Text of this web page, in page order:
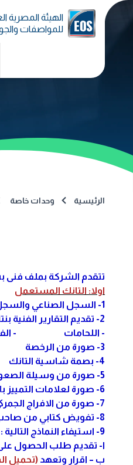
الهيئة المصرية
للمواصفات
الرئيسية وحدات خاصة
تتقدم الشركة بملف فنى به
اولا: التانك المستعمل
1- السجل الصناعي والسجل التجاري ساريا الصلاحية ومذكور بهما الموديل الخاص بالمكونات.
2- تقديم التقارير الفنية بنتائج الاختبارات
- اللحامات -
3- صورة من الرخصة
4- بصمة شاسية التانك
5- صورة من وسيلة الصعود
6- صورة لعلامات التمييز بالتانك
7- صورة من الافراج الجمركى ان وجد.
8- تفويض كتابي من صاحب التانك او الشركة للشخص المسئول عن تسليم الملف .
9- استيفاء النماذج التالية :
ا- تقديم طلب الحصول
ب – اقرار وتعهد (تحميل